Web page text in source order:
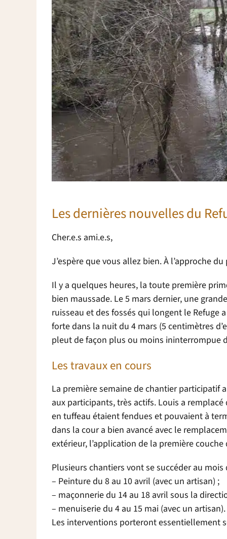
Les dernières nouvelles du
Cher.e.s ami.e.s,
J’espère que vous allez bien. À l’approche
Il y a quelques heures, la toute première
bien maussade. Le 5 mars dernier, une
ruisseau et des fossés qui longent le
forte dans la nuit du 4 mars (5 centimètres
pleut de façon plus ou moins ininterrompue
Les travaux en cours
La première semaine de chantier participatif
aux participants, très actifs. Louis a
en tuffeau étaient fendues et pouvaient à
dans la cour a bien avancé avec le
extérieur, l’application de la première
Plusieurs chantiers vont se succéder au mois
– Peinture du 8 au 10 avril (avec un artisan) ;
– maçonnerie du 14 au 18 avril sous la
– menuiserie du 4 au 15 mai (avec un artisan).
Les interventions porteront essentiellement